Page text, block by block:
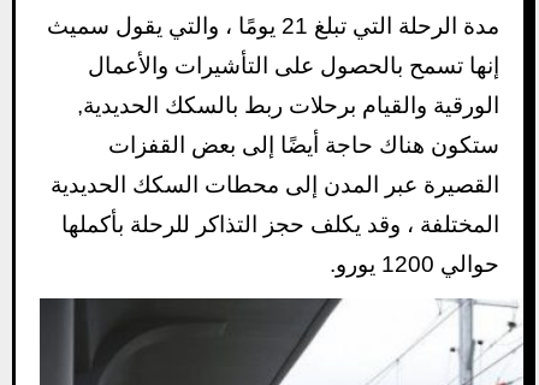
مدة الرحلة التي تبلغ 21 يومًا ، والتي يقول سميث
إنها تسمح بالحصول على التأشيرات والأعمال
الورقية والقيام برحلات ربط بالسكك الحديدية,
ستكون هناك حاجة أيضًا إلى بعض القفزات
القصيرة عبر المدن إلى محطات السكك الحديدية
المختلفة ، وقد يكلف حجز التذاكر للرحلة بأكملها
حوالي 1200 يورو.